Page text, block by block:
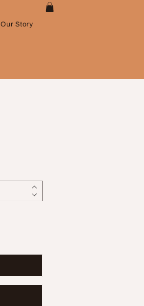
Our Story